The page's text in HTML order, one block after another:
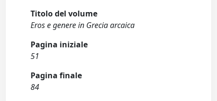
Titolo del volume
Eros e genere in Grecia arcaica
Pagina iniziale
51
Pagina finale
84